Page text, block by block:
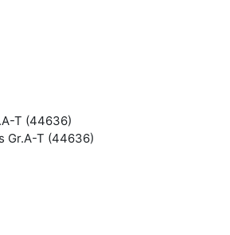
T (44636)
Gr.A-T (44636)